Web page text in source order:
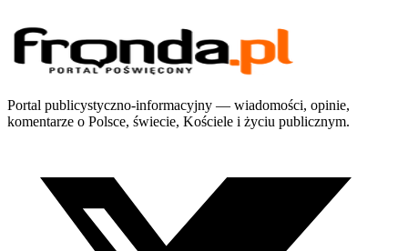
Portal publicystyczno-informacyjny — wiadomości, opinie,
komentarze o Polsce, świecie, Kościele i życiu publicznym.